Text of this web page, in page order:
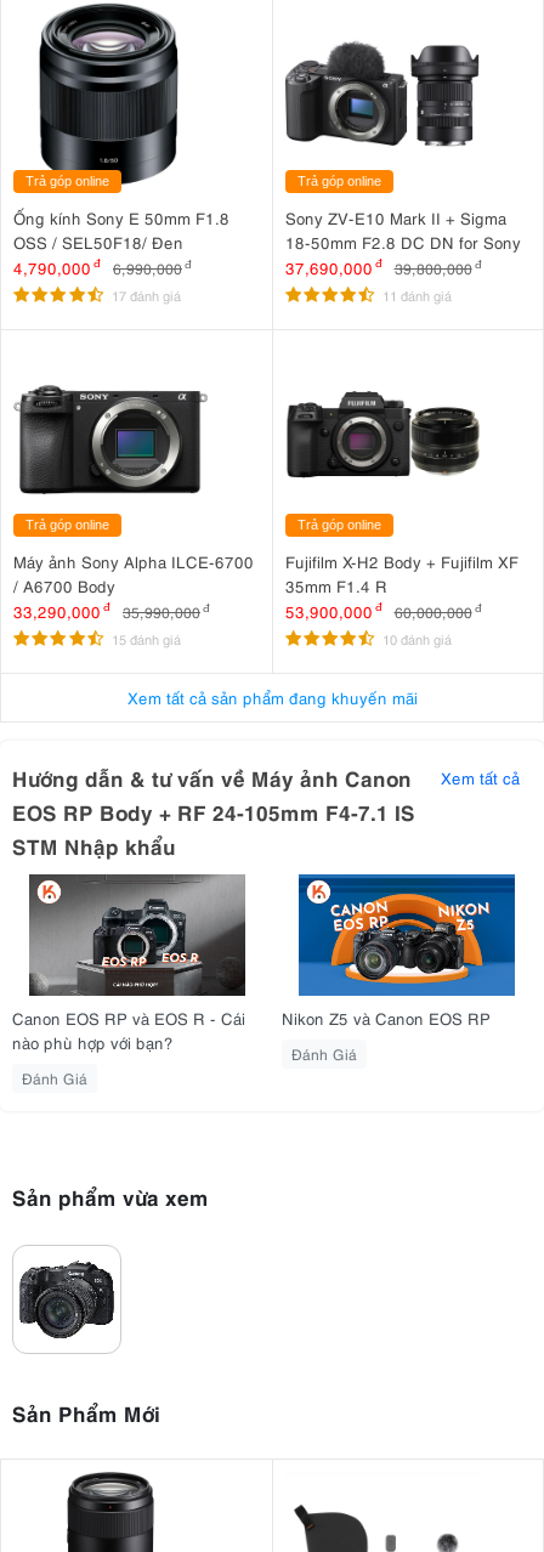
phải chăng và linh hoạt
1. Canon EOS RP: Thiết Kế Nhỏ Gọn, Cầm
Nắm Thoải Mái
Máy ảnh mirrorless Canon EOS RP
sở hữu kích thước ấn tượng
132,5 x 85 x 70 mm và trọng lượng chỉ 485g, trở thành một trong
máy ảnh full-frame
nhẹ nhất trên thị trường. Thiết kế thân
máy được tối ưu hóa để mang lại cảm giác cầm nắm thoải mái trong
thời gian dài sử dụng. Các nút chức năng và vòng điều khiển được bố
trí khoa học, giúp người dùng dễ dàng thao tác mà không cần rời mắt
khỏi khung hình.
Màn hình LCD của máy có thể xoay nhiều góc, giúp cho người
có thể chụp ảnh từ những góc mới lạ
Trả góp online
Ống kính Sony E 50mm F1.8
OSS / SEL50F18/ Đen
4,790,000 đ 6,990,000đ
17 đánh giá
Trả góp online
Sony ZV-E10 Mark II + Sigma
18-50mm F2.8 DC DN for Sony
37,690,000 đ 39,800,000 đ
11 đánh giá
Trả góp online
Máy ảnh Sony Alpha ILCE-6700
/ A6700 Body
33,290,000 đ 35,990,000đ
15 đánh giá
Trả góp online
Fujifilm X-H2 Body + Fujifilm XF
35mm F1.4 R
53,900,000 đ 60,000,000 đ
10 đánh giá
Xem tất cả sản phẩm đang khuyến mãi
Hướng dẫn & tư vấn về Máy ảnh Canon
EOS RP Body + RF 24-105mm F4-7.1 IS
STM Nhập khẩu
Xem tất cả
Canon EOS RP và EOS R - Cái
nào phù hợp với bạn?
Đánh Giá
Nikon Z5 và Canon EOS RP
Đánh Giá
Sản phẩm vừa xem
Sản Phẩm Mới